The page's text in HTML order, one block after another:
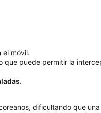
el móvil.
que puede permitir la
.
dificultando que